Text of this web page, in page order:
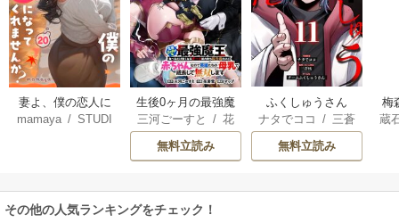
妻よ、僕の恋人に
なってくれません
mamaya/STUDI
生後0ヶ月の最強魔
王 食べるだけ強
くなるチート能力
持ち転生者だけど
雄たちの母乳で成
長して無双します
三河ごーすと /花
房雪/ マップ
無料立読み
ふくしゅうさん
ナタでココ /三蒼
/
チームふくし
ゅうさん
無料立読み
梅
蔵
その他の人気ランキングをチェック！